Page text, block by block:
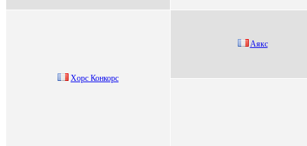
Xоpc Конкоpc
Aякc